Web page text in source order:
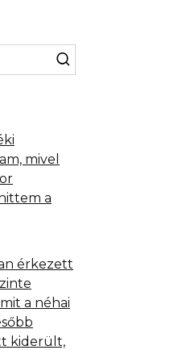
mivel
a
érkezett
a néhai
kiderült,